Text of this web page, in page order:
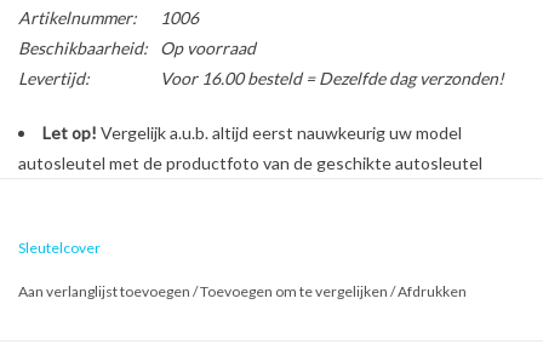
Artikelnummer:
1006
Beschikbaarheid:
Op voorraad
Levertijd:
Voor 16.00 besteld = Dezelfde dag verzonden!
Let op! Vergelijk a.u.b. altijd eerst nauwkeurig uw model
autosleutel met de productfoto van de geschikte autosleutel
Sleutelcover
Aan verlanglijst toevoegen /Toevoegen om te vergelijken /Afdrukken